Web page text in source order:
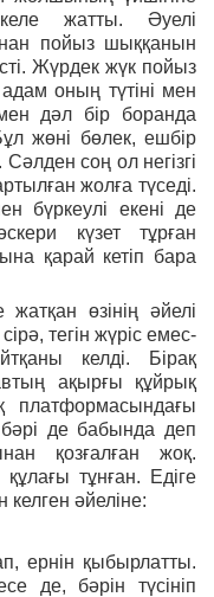
жатты. Әуелі
пойыз шыққанын
Жүрдек жүк пойыз
оның түтіні мен
дәл бір боранда
жөні бөлек, ешбір
Сәлден соң ол негізгі
жолға түседі.
бүркеулі екені де
күзет тұрған
қарай кетіп бара
өзінің әйелі
тегін жүріс емес-
келді. Бірақ
ақырғы құйрық
платформасындағы
бәрі де бабында деп
қозғалған жоқ.
құлағы тұнған. Едіге
әйеліне:
ернін қыбырлатты.
де, бәрін түсініп